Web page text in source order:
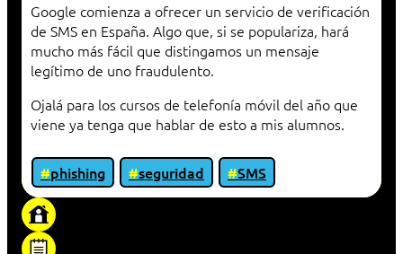
Google comienza a ofrecer un servicio de verificación
de SMS en España. Algo que, si se populariza, hará
mucho más fácil que distingamos un mensaje
legítimo de uno fraudulento.
Ojalá para los cursos de telefonía móvil del año que
viene ya tenga que hablar de esto a mis alumnos.
phishing seguridad
SMS